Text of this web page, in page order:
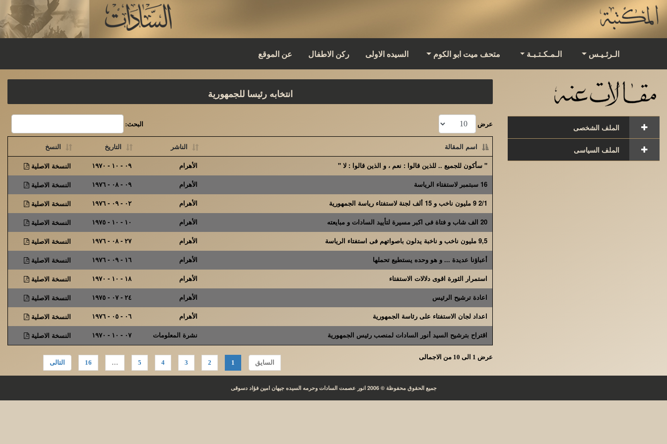
الـرئـيـس الـمـكـتـبـة متحف ميت ابو الكوم السيده الاولى ركن الاطفال عن الموقع
الملف الشخصى
الملف السياسى
انتخابه رئيسا للجمهورية
عرض البحث:
اسم المقالة الناشر التاريخ
النسخ
" سأكون للجميع .. للذين قالوا : نعم ، و الذين قالوا : لا "
الأهرام ٠٩ - ١٠ - ١٩٧٠
النسخة الاصلية
16 سبتمبر لاستفتاء الرياسة
الأهرام ٠٩ - ٠٨ - ١٩٧٦
النسخة الاصلية
2/1 9 مليون ناخب و 15 ألف لجنة لاستفتاء رياسة الجمهورية
الأهرام ٠٢ - ٠٩ - ١٩٧٦
النسخة الاصلية
20 الف شاب و فتاة فى اكبر مسيرة لتأييد السادات و مبايعته
الأهرام ١٠ - ١٠ - ١٩٧٥
النسخة الاصلية
9,5 مليون ناخب و ناخبة يدلون باصواتهم فى استفتاء الرياسة
الأهرام ٢٧ - ٠٨ - ١٩٧٦
النسخة الاصلية
أعباؤنا عديدة ... و هو وحده يستطيع تحملها
الأهرام ١٦ - ٠٩ - ١٩٧٦
النسخة الاصلية
استمرار الثورة اقوى دلالات الاستفتاء
الأهرام ١٨ - ١٠ - ١٩٧٠
النسخة الاصلية
اعادة ترشيح الرئيس
الأهرام ٢٤ - ٠٧ - ١٩٧٥
النسخة الاصلية
اعداد لجان الاستفتاء على رئاسة الجمهورية
الأهرام ٠٦ - ٠٥ - ١٩٧٦
النسخة الاصلية
اقتراح بترشيح السيد أنور السادات لمنصب رئيس الجمهورية
نشرة المعلومات ٠٧ - ١٠ - ١٩٧٠ النسخة الاصلية
عرض 1 الى 10 من الاجمالى
السايق 1
2
3
4
5
…
16 التالى
جميع الحقوق محفوظة © 2006 انور عصمت السادات وحرمه السيده جيهان امين فؤاد دسوقى